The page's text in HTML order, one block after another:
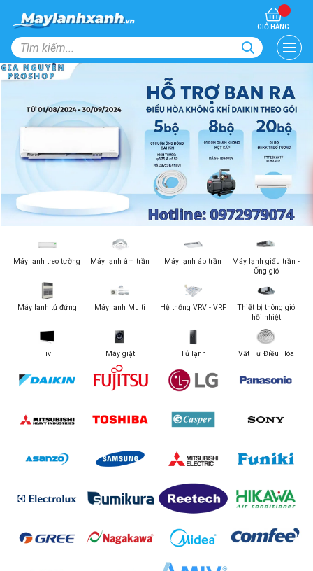
GIỎ HÀNG
Máy lạnh treo tường Máy lạnh âm trần Máy lạnh áp trần
Máy lạnh giấu trần -
Ống gió
Máy lạnh tủ đứng Máy lạnh Multi Hệ thống VRV - VRF
Thiết bị thông gió
hồi nhiệt
Tivi Máy giặt Tủ lạnh Vật Tư Điều Hòa